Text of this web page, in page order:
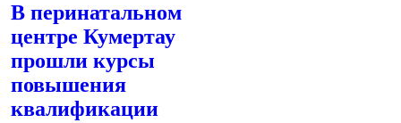
В перинатальном
центре Кумертау
прошли курсы
повышения
квалификации